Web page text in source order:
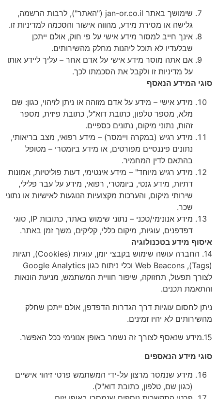
שימושך באתר jan-or.co.il ("האתר"), לרבות הרשמה,
גלישה או מסירת מידע, מהווה אישור והסכמה למדיניות זו.
אינך חייב למסור מידע אישי על פי חוק, אולם ייתכן
שבלעדיו לא תוכל ליהנות מחלק מהשירותים.
אם אתה מוסר מידע אישי על אדם אחר – עליך ליידע אותו
על מדיניות זו ולקבל את הסכמתו לכך.
סוגי המידע הנאסף
מידע אישי – מידע על אדם מזוהה או ניתן לזיהוי, כגון: שם
מלא, מספר טלפון, כתובת דוא"ל, כתובת פיזית, מספר
זהות, נתוני מיקום, נתונים כספיים.
מידע רגיש (במקרה ויימסר) – מידע רפואי, מצב בריאותי,
נתונים פיננסיים מפורטים, או מידע ביומטרי – מטופל
בהתאם לדין המחמיר.
מידע רגיש מיוחד" – מידע אינטימי, דעות פוליטיות, אמונות
דתיות, מידע גנטי, ביומטרי, רפואי, מידע על עבר פלילי,
שירותי מיקום, והערכות מקצועיות הנוגעות לאישיות או נתוני
שכר.
מידע אנונימי/טכני – נתוני שימוש באתר, כתובות IP, סוגי
דפדפנים, עוגיות, מיקום כללי, קליקים, משך זמן באתר.
איסוף מידע בטכנולוגיה
14. החברה עושה שימוש בקבצי יומן, עוגיות (Cookies), תגיות
(Tags), Web Beacons וכלי ניתוח כגון Google Analytics
לצורך תפעול, תחזוקה, שיפור חוויית המשתמש, מניעת הונאות
והתאמת תכנים.
ניתן לחסום עוגיות דרך הגדרות הדפדפן, אולם ייתכן שחלק
מהשירותים לא יהיו זמינים.
15.מידע שנאסף לצורך זה נשמר באופן אנונימי ככל האפשר.
סוגי מידע הנאספים
מידע שנמסר מרצון על-ידי המשתמש פרטי זיהוי אישיים
(כגון שם, טלפון, כתובת דוא"ל).